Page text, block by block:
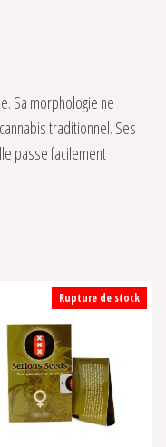
Sa morphologie ne
traditionnel. Ses
passe facilement
Rupture de stock